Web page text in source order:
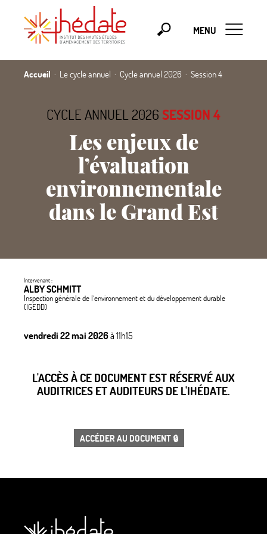
MENU
Accueil Le cycle annuel Cycle annuel 2026 Session 4
CYCLE ANNUEL 2026 SESSION 4
Les enjeux de
l’évaluation
environnementale
dans le Grand Est
Intervenant :
ALBY SCHMITT
Inspection générale de l’environnement et du développement durable
(IGEDD)
vendredi 22 mai 2026à 11h15
L'ACCÈS À CE DOCUMENT EST RÉSERVÉ AUX
AUDITRICES ET AUDITEURS DE L'IHÉDATE.
ACCÉDER AU DOCUMENT 🔒